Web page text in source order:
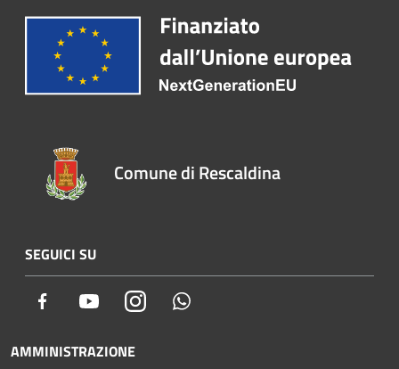
Comune di Rescaldina
SEGUICI SU
Facebook YoutubeInstagram
AMMINISTRAZIONE